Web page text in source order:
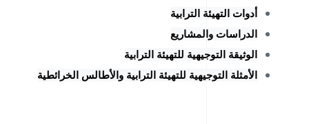
أدوات التهيئة الترابية
الدراسات والمشاريع
الوثيقة التوجيهية للتهيئة الترابية
الأمثلة التوجيهية للتهيئة الترابية والأطالس الخرائطية